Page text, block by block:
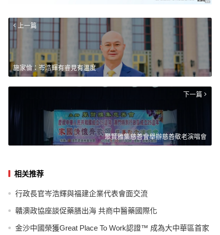
上一篇
施家倫：岑浩輝有睿見有溫度
下一篇
聚賢雅集慈善會舉辦慈善敬老演唱會
相关推荐
行政長官岑浩輝與福建企業代表會面交流
贛澳政協座談促藥膳出海 共商中醫藥國際化
金沙中國榮獲Great Place To Work認證™ 成為大中華區首家